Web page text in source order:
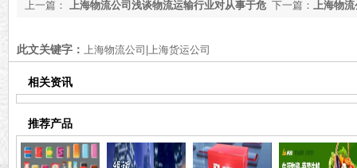
下一篇： 上海物
上一篇： 上海物流公司浅谈物流运输行业对从事于危
此文关键字： 上海物流公司|上海货运公司
相关资讯
推荐产品